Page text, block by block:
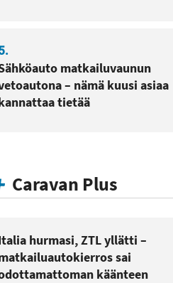
matkailuvaunun
– nämä kuusi asiaa
tietää
Caravan Plus
hurmasi, ZTL yllätti –
sai
käänteen